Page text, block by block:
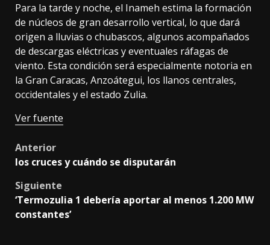
Para la tarde y noche, el Inameh estima la formación
de núcleos de gran desarrollo vertical, lo que dará
origen a lluvias o chubascos, algunos acompañados
de descargas eléctricas y eventuales ráfagas de
viento. Esta condición será especialmente notoria en
la Gran Caracas, Anzoátegui, los llanos centrales,
occidentales y el estado Zulia.
Ver fuente
Post
navigation
Anterior
los cruces y cuándo se disputarán
Siguiente
‘Termozulia 1 debería aportar al menos 1.200 MW
constantes’